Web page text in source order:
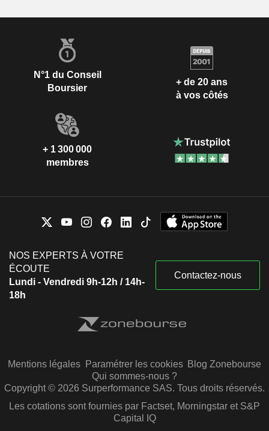
N°1 du Conseil
Boursier
+ de 20 ans
à vos côtés
+ 1 300 000
membres
NOS EXPERTS À VOTRE
ÉCOUTE
Lundi - Vendredi 9h-12h / 14h-
18h
Contactez-nous
Mentions légales Paramétrer les cookies Blog Zonebourse
Qui sommes-nous ?
Copyright © 2026 Surperformance SAS. Tous droits réservés.
Les cotations sont fournies par Factset, Morningstar et S&P
Capital IQ